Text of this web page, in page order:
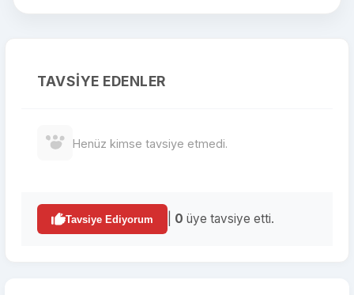
TAVSIYE EDENLER
Henüz kimse tavsiye etmedi.
Tavsiye Ediyorum 0 üye tavsiye etti.